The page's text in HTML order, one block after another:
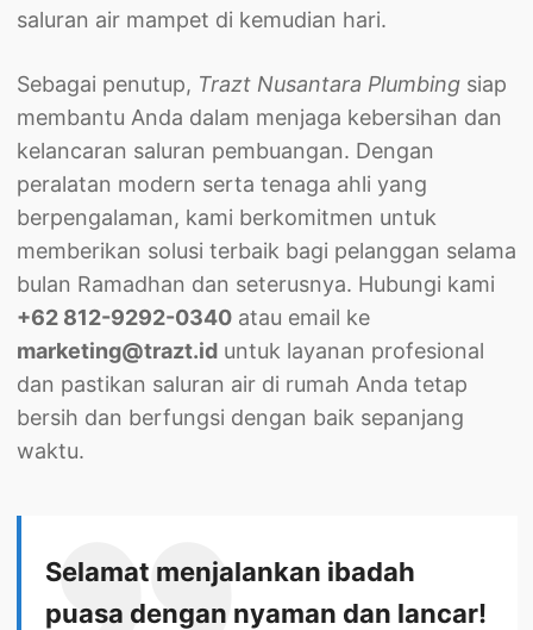
saluran air mampet di kemudian hari.
Sebagai penutup, Trazt Nusantara Plumbingsiap
membantu Anda dalam menjaga kebersihan dan
kelancaran saluran pembuangan. Dengan
peralatan modern serta tenaga ahli yang
berpengalaman, kami berkomitmen untuk
memberikan solusi terbaik bagi pelanggan selama
bulan Ramadhan dan seterusnya. Hubungi kami
+62 812-9292-0340atau email ke
marketing@trazt.iduntuk layanan profesional
dan pastikan saluran air di rumah Anda tetap
bersih dan berfungsi dengan baik sepanjang
waktu.
Selamat menjalankan ibadah
puasa dengan nyaman dan lancar!